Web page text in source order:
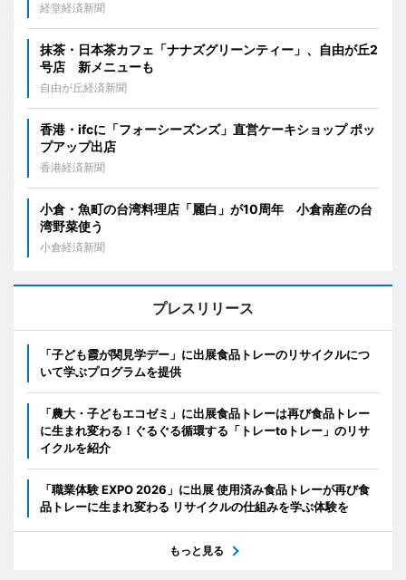
経堂経済新聞
抹茶・日本茶カフェ「ナナズグリーンティー」、自由が丘2
号店 新メニューも
自由が丘経済新聞
香港・ifcに「フォーシーズンズ」直営ケーキショップ ポッ
プアップ出店
香港経済新聞
小倉・魚町の台湾料理店「麗白」が10周年 小倉南産の台
湾野菜使う
小倉経済新聞
プレスリリース
「子ども霞が関見学デー」に出展食品トレーのリサイクルにつ
いて学ぶプログラムを提供
「農大・子どもエコゼミ」に出展食品トレーは再び食品トレー
に生まれ変わる！ぐるぐる循環する「トレーtoトレー」のリサ
イクルを紹介
「職業体験 EXPO 2026」に出展 使用済み食品トレーが再び食
品トレーに生まれ変わる リサイクルの仕組みを学ぶ体験を
もっと見る